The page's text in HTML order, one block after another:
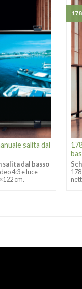
salita dal
salita dal basso
4:3 e luce
cm.